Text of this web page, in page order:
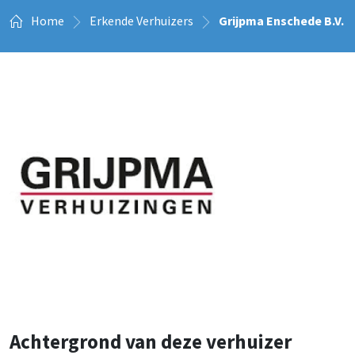
Home Erkende Verhuizers Grijpma Enschede B.V.
Achtergrond van deze verhuizer